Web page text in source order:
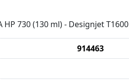
730 (130 ml) - Designjet T1600
914463